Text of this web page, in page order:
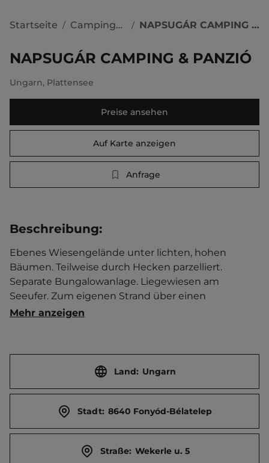
Startseite / Campingplätze / NAPSUGÁR CAMPING & PANZIÓ
NAPSUGÁR CAMPING & PANZIÓ
Ungarn, Plattensee
Preise ansehen
Auf Karte anzeigen
Anfrage
Beschreibung:
Ebenes Wiesengelände unter lichten, hohen
Bäumen. Teilweise durch Hecken parzelliert.
Separate Bungalowanlage. Liegewiesen am
Seeufer. Zum eigenen Strand über einen
unbeschrankten Bahnübergang. Imbiss. Zimmer.
Mehr anzeigen
Land: Ungarn
Stadt: 8640 Fonyód-Bélatelep
Straße: Wekerle u. 5